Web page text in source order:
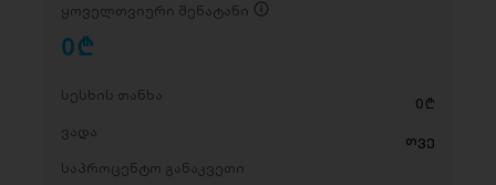
ყოველთვიური შენატანი
0D
სესხის თანხა 0 D
ვადა
თვე
საპროცენტო განაკვეთი